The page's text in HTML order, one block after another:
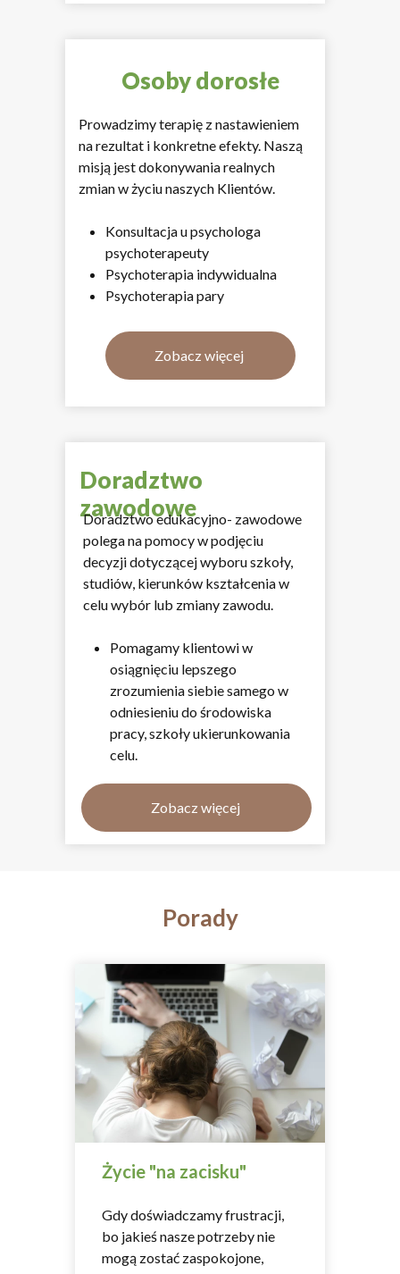
Życie "na zacisku"
Gdy doświadczamy frustracji,
bo jakieś nasze potrzeby nie
mogą zostać zaspokojone,
Porady
Zobacz więcej
Doradztwo edukacyjno- zawodowe
polega na pomocy w podjęciu
decyzji dotyczącej wyboru szkoły,
studiów, kierunków kształcenia w
celu wybór lub zmiany zawodu.
Pomagamy klientowi w
osiągnięciu lepszego
zrozumienia siebie samego w
odniesieniu do środowiska
pracy, szkoły ukierunkowania
celu.
Doradztwo
zawodowe
Zobacz więcej
Prowadzimy terapię z nastawieniem
na rezultat i konkretne efekty. Naszą
misją jest dokonywania realnych
zmian w życiu naszych Klientów.
Konsultacja u psychologa
psychoterapeuty
Psychoterapia indywidualna
Psychoterapia pary
Osoby dorosłe